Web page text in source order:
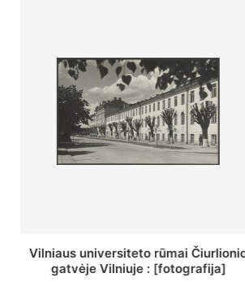
St. Batoro universiteto J. Pilsudskio
kolegija : [fotografija]